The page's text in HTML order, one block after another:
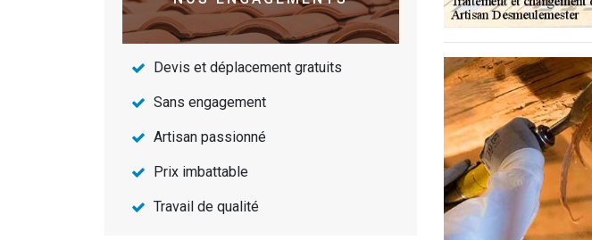
Devis et déplacement gratuits
Sans engagement
Artisan passionné
Prix imbattable
Travail de qualité